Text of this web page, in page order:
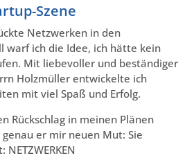
Szene
Netzwerken in den
warf ich die Idee, ich hätte kein
Mit liebevoller und beständiger
Holzmüller entwickelte ich
mit viel Spaß und Erfolg.
Rückschlag in meinen Plänen
er mir neuen Mut: Sie